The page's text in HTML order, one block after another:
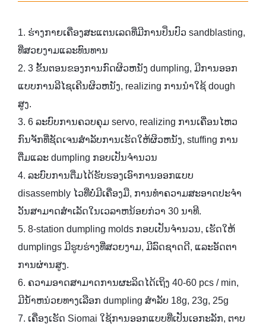
1. ຮ່າງກາຍເຄື່ອງສະແຕນເລດທີ່ມີການປິ່ນປົວ sandblasting,
ທີ່ສວຍງາມແລະທົນທານ
2. 3 ຂັ້ນຕອນຂອງການກົດຜິວຫນັງ dumpling, ມີການອອກ
ແບບການລີໄຊເຄີນຜິວຫນັງ, realizing ການນໍາໃຊ້ dough
ສູງ.
3. 6 ລະບົບການຄວບຄຸມ servo, realizing ການເຄື່ອນໄຫວ
ກົນຈັກທີ່ຊັດເຈນສໍາລັບການເຮັດໃຫ້ຜິວຫນັງ, stuffing ການ
ຕື່ມແລະ dumpling ກອບເປັນຈໍານວນ
4. ລະບົບການຕື່ມໄດ້ຮັບຮອງເອົາການອອກແບບ
disassembly ໄວທີ່ບໍ່ມີເຄື່ອງມື, ການທໍາຄວາມສະອາດປະຈໍາ
ວັນສາມາດສໍາເລັດໃນເວລາຫນ້ອຍກ່ວາ 30 ນາທີ.
5. 8-station dumpling molds ກອບເປັນຈໍານວນ, ເຮັດໃຫ້
dumplings ມີຮູບຮ່າງທີ່ສວຍງາມ, ມີລົດຊາດດີ, ແລະອັດຕາ
ການຜ່ານສູງ.
6. ຄວາມອາດສາມາດການຜະລິດໄດ້ເຖິງ 40-60 pcs / min,
ມີນ້ໍາຫນ່ວຍທາງເລືອກ dumpling ສໍາລັບ 18g, 23g, 25g
7. ເຄື່ອງເຮັດ Siomai ໃຊ້ການອອກແບບທີ່ເປັນເອກະລັກ, ຕາບ